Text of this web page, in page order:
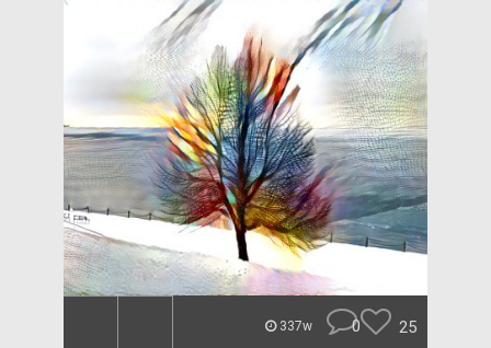
337w 0 25